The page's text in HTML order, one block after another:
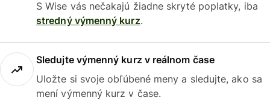
S Wise vás nečakajú žiadne skryté poplatky, iba
stredný výmenný kurz.
Sledujte výmenný kurz v reálnom čase
Uložte si svoje obľúbené meny a sledujte, ako sa
mení výmenný kurz v čase.